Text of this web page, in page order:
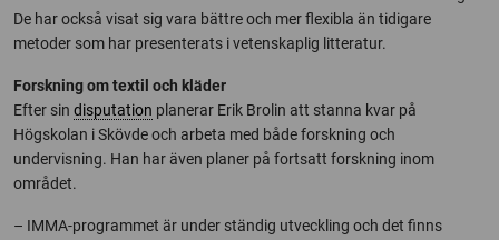
De har också visat sig vara bättre och mer flexibla än tidigare
metoder som har presenterats i vetenskaplig litteratur.
Forskning om textil och kläder
Efter sin disputation planerar Erik Brolin att stanna kvar på
Högskolan i Skövde och arbeta med både forskning och
undervisning. Han har även planer på fortsatt forskning inom
området.
– IMMA-programmet är under ständig utveckling och det finns